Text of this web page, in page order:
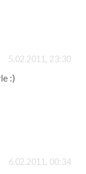
5.02.2011, 23:30
:)
6.02.2011, 00:34